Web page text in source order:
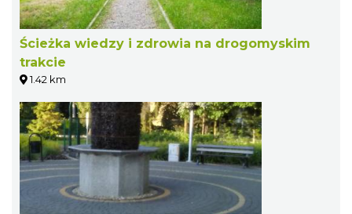
Ścieżka wiedzy i zdrowia na drogomyskim
trakcie
1.42 km